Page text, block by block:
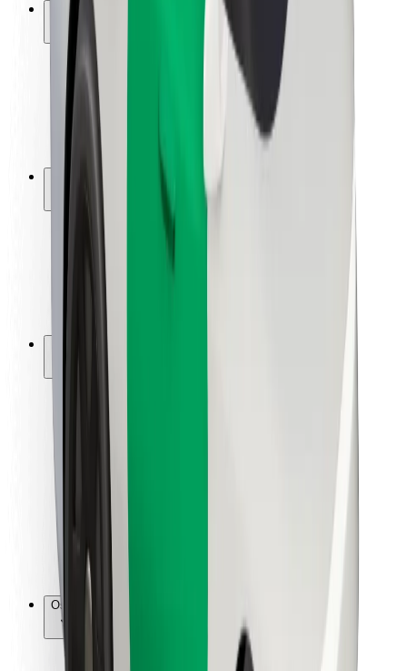
Sigurnost
Sigurnost korisnika
Sigurnost vozača
Sigurnost na romobilu
Sigurnosni laboratorij
Lokacije
Gradska rješenja
Zračne luke
Bolt stanice za punjenje
Za korisnike
Za vozače
Bolt Food
Za vlasnike flota
Za restorane
Bolt for Business
Ostalo
Dobavljači